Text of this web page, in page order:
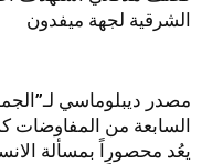
الشرقية لجهة ميفدون
مصدر ديبلوماسي
السابعة من
يعُد محصوراً بمسألة